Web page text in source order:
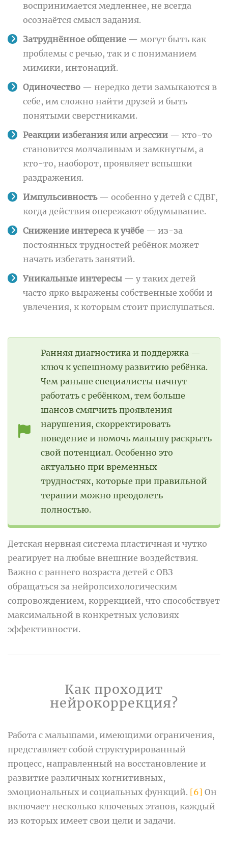
воспринимается медленнее, не всегда
осознаётся смысл задания.
Затруднённое общение — могут быть как
проблемы с речью, так и с пониманием
мимики, интонаций.
Одиночество — нередко дети замыкаются в
себе, им сложно найти друзей и быть
понятыми сверстниками.
Реакции избегания или агрессии — кто-то
становится молчаливым и замкнутым, а
кто-то, наоборот, проявляет вспышки
раздражения.
Импульсивность— особенно у детей с СДВГ,
когда действия опережают обдумывание.
Снижение интереса к учёбе — из-за
постоянных трудностей ребёнок может
начать избегать занятий.
Уникальные интересы — у таких детей
часто ярко выражены собственные хобби и
увлечения, к которым стоит прислушаться.
Ранняя диагностика и поддержка —
ключ к успешному развитию ребёнка.
Чем раньше специалисты начнут
работать с ребёнком, тем больше
шансов смягчить проявления
нарушения, скорректировать
поведение и помочь малышу раскрыть
свой потенциал. Особенно это
актуально при временных
трудностях, которые при правильной
терапии можно преодолеть
полностью.
Детская нервная система пластичная и чутко
реагирует на любые внешние воздействия.
Важно с раннего возраста детей с ОВЗ
обращаться за нейропсихологическим
сопровождением, коррекцией, что способствует
максимальной в конкретных условиях
эффективности.
Как проходит
нейрокоррекция?
Работа с малышами, имеющими ограничения,
представляет собой структурированный
процесс, направленный на восстановление и
развитие различных когнитивных,
эмоциональных и социальных функций. [6] Он
включает несколько ключевых этапов, каждый
из которых имеет свои цели и задачи.